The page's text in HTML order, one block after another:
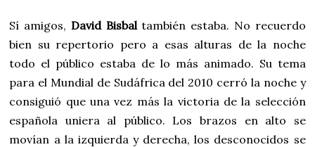
Sí amigos, David Bisbaltambién estaba. No recuerdo
bien su repertorio pero a esas alturas de la noche
todo el público estaba de lo más animado. Su tema
para el Mundial de Sudáfrica del 2010 cerró la noche y
consiguió que una vez más la victoria de la selección
española uniera al público. Los brazos en alto se
movían a la izquierda y derecha, los desconocidos se